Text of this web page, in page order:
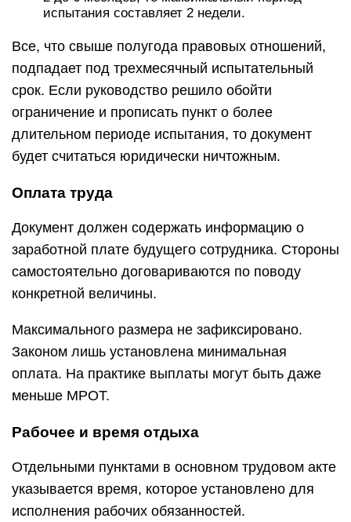
испытания составляет 2 недели.
Все, что свыше полугода правовых отношений,
подпадает под трехмесячный испытательный
срок. Если руководство решило обойти
ограничение и прописать пункт о более
длительном периоде испытания, то документ
будет считаться юридически ничтожным.
Оплата труда
Документ должен содержать информацию о
заработной плате будущего сотрудника. Стороны
самостоятельно договариваются по поводу
конкретной величины.
Максимального размера не зафиксировано.
Законом лишь установлена минимальная
оплата. На практике выплаты могут быть даже
меньше МРОТ.
Рабочее и время отдыха
Отдельными пунктами в основном трудовом акте
указывается время, которое установлено для
исполнения рабочих обязанностей.